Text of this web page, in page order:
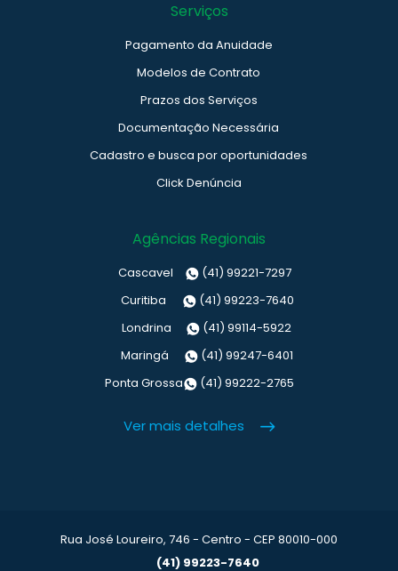
Serviços
Pagamento da Anuidade
Modelos de Contrato
Prazos dos Serviços
Documentação Necessária
Cadastro e busca por oportunidades
Click Denúncia
Agências Regionais
Cascavel
(41) 99221-7297
Curitiba
(41) 99223-7640
Londrina
(41) 99114-5922
Maringá
(41) 99247-6401
Ponta Grossa
(41) 99222-2765
Ver mais detalhes
Rua José Loureiro, 746 - Centro - CEP 80010-000
(41) 99223-7640